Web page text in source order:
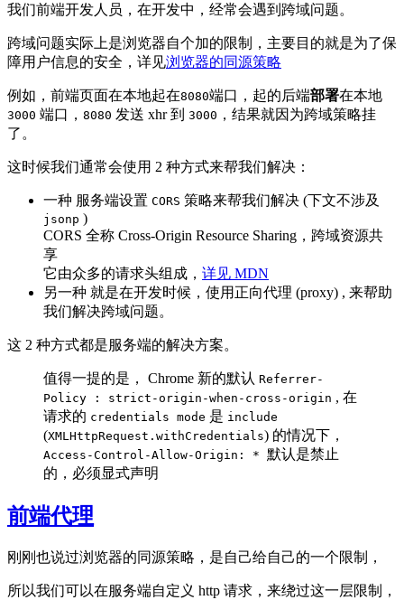
我们前端开发人员，在开发中，经常会遇到跨域问题。
跨域问题实际上是浏览器自个加的限制，主要目的就是为了保
障用户信息的安全，详见浏览器的同源策略
例如，前端页面在本地起在8080端口，起的后端部署在本地
3000 端口， 8080 发送 xhr 到 3000 ，结果就因为跨域策略挂
了。
这时候我们通常会使用 2 种方式来帮我们解决：
一种 服务端设置 CORS 策略来帮我们解决 (下文不涉及
jsonp )
CORS 全称 Cross-Origin Resource Sharing，跨域资源共
享
它由众多的请求头组成， 详见 MDN
另一种 就是在开发时候，使用正向代理 (proxy) , 来帮助
我们解决跨域问题。
这 2 种方式都是服务端的解决方案。
值得一提的是， Chrome 新的默认 Referrer-
Policy : strict-origin-when-cross-origin , 在
请求的 credentials mode 是 include
(XMLHttpRequest.withCredentials) 的情况下，
Access-Control-Allow-Origin: * 默认是禁止
的，必须显式声明
前端代理
刚刚也说过浏览器的同源策略，是自己给自己的一个限制，
所以我们可以在服务端自定义 http 请求，来绕过这一层限制，